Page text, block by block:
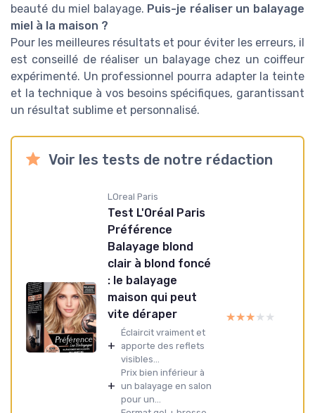
beauté du miel balayage. Puis-je réaliser un balayage
miel à la maison ?
Pour les meilleures résultats et pour éviter les erreurs, il
est conseillé de réaliser un balayage chez un coiffeur
expérimenté. Un professionnel pourra adapter la teinte
et la technique à vos besoins spécifiques, garantissant
un résultat sublime et personnalisé.
Voir les tests de notre rédaction
LOreal Paris
Test L'Oréal Paris
Préférence
Balayage blond
clair à blond foncé
: le balayage
maison qui peut
vite déraper
+
Éclaircit vraiment et
apporte des reflets
visibles...
+
Prix bien inférieur à
un balayage en salon
pour un...
★★★★★
★★★★★